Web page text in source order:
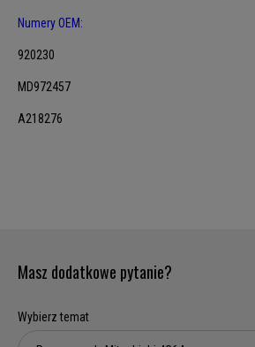
Numery OEM:
920230
MD972457
A218276
Masz dodatkowe pytanie?